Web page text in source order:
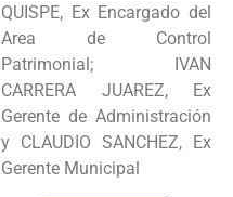
Intranet
QUISPE, Ex Encargado del
Area de Control
Patrimonial; IVAN
CARRERA JUAREZ, Ex
Gerente de Administración
y CLAUDIO SANCHEZ, Ex
Gerente Municipal